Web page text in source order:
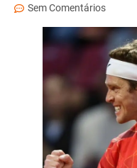
Sem Comentários